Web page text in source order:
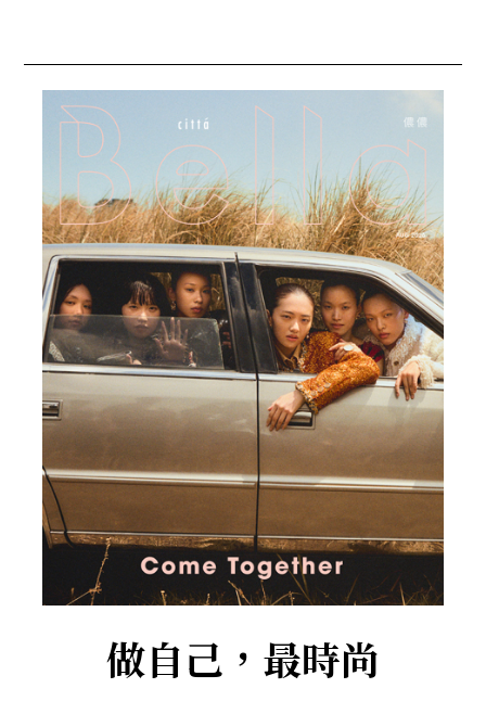
做自己，最時尚